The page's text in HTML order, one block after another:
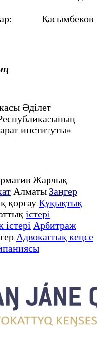
үшін
Әділет
институты»
Жарлық
Алматы Заңгер
қорғау Құқықтық
істері
істері Арбитраж
Адвокаттық кеңсе